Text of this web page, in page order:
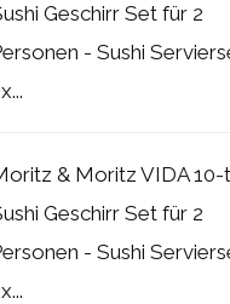
Geschirr Set für 2
- Sushi
& Moritz VIDA 10-
Geschirr Set für 2
- Sushi